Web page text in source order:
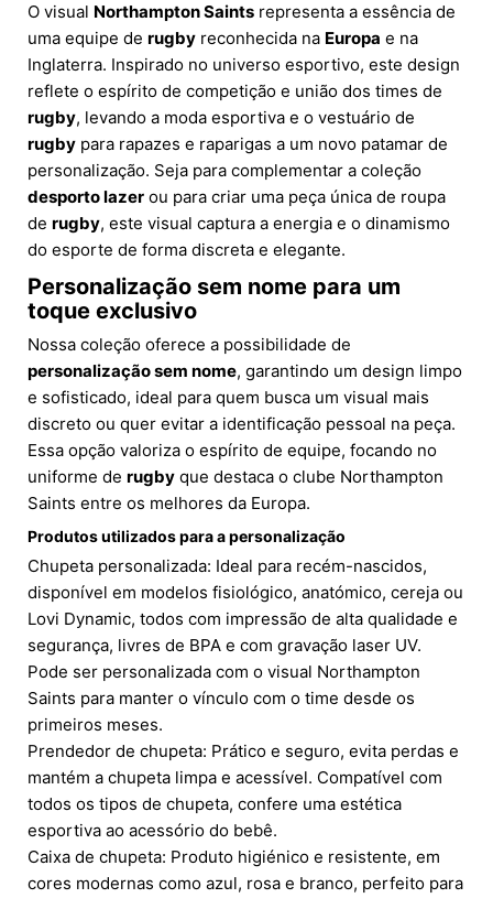
O visual Northampton Saints representa a essência de
uma equipe de rugby reconhecida na Europa e na
Inglaterra. Inspirado no universo esportivo, este design
reflete o espírito de competição e união dos times de
rugby, levando a moda esportiva e o vestuário de
rugby para rapazes e raparigas a um novo patamar de
personalização. Seja para complementar a coleção
desporto lazer ou para criar uma peça única de roupa
de rugby, este visual captura a energia e o dinamismo
do esporte de forma discreta e elegante.
Personalização sem nome para um
toque exclusivo
Nossa coleção oferece a possibilidade de
personalização sem nome, garantindo um design limpo
e sofisticado, ideal para quem busca um visual mais
discreto ou quer evitar a identificação pessoal na peça.
Essa opção valoriza o espírito de equipe, focando no
uniforme de rugby que destaca o clube Northampton
Saints entre os melhores da Europa.
Produtos utilizados para a personalização
Chupeta personalizada: Ideal para recém-nascidos,
disponível em modelos fisiológico, anatómico, cereja ou
Lovi Dynamic, todos com impressão de alta qualidade e
segurança, livres de BPA e com gravação laser UV.
Pode ser personalizada com o visual Northampton
Saints para manter o vínculo com o time desde os
primeiros meses.
Prendedor de chupeta: Prático e seguro, evita perdas e
mantém a chupeta limpa e acessível. Compatível com
todos os tipos de chupeta, confere uma estética
esportiva ao acessório do bebê.
Caixa de chupeta: Produto higiénico e resistente, em
cores modernas como azul, rosa e branco, perfeito para